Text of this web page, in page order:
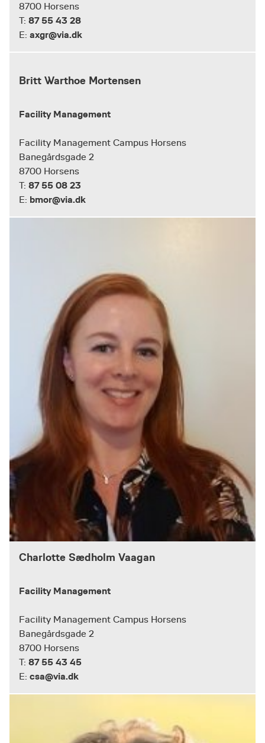
8700 Horsens
T: 87 55 43 28
E: axgr@via.dk
Britt Warthoe Mortensen
Facility Management
Facility Management Campus Horsens
Banegårdsgade 2
8700 Horsens
T: 87 55 08 23
E: bmor@via.dk
Charlotte Sædholm Vaagan
Facility Management
Facility Management Campus Horsens
Banegårdsgade 2
8700 Horsens
T: 87 55 43 45
E: csa@via.dk